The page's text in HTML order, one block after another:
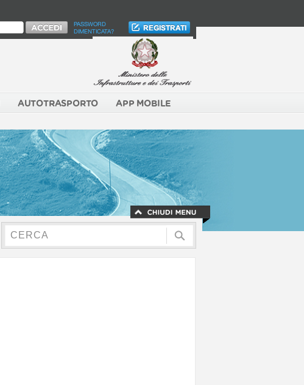
PASSWORD
DIMENTICATA?
AUTOTRASPORTO APP MOBILE